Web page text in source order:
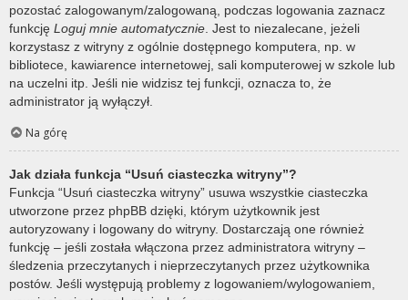
pozostać zalogowanym/zalogowaną, podczas logowania zaznacz
funkcję Loguj mnie automatycznie . Jest to niezalecane, jeżeli
korzystasz z witryny z ogólnie dostępnego komputera, np. w
bibliotece, kawiarence internetowej, sali komputerowej w szkole lub
na uczelni itp. Jeśli nie widzisz tej funkcji, oznacza to, że
administrator ją wyłączył.
Na górę
Jak działa funkcja “Usuń ciasteczka witryny”?
Funkcja “Usuń ciasteczka witryny” usuwa wszystkie ciasteczka
utworzone przez phpBB dzięki, którym użytkownik jest
autoryzowany i logowany do witryny. Dostarczają one również
funkcję – jeśli została włączona przez administratora witryny –
śledzenia przeczytanych i nieprzeczytanych przez użytkownika
postów. Jeśli występują problemy z logowaniem/wylogowaniem,